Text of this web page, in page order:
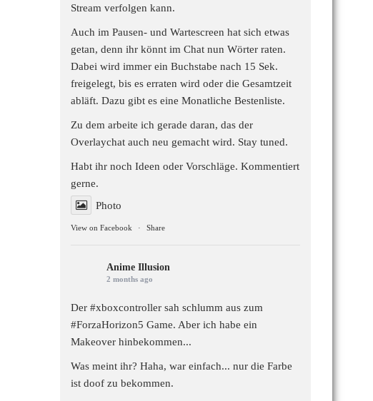
Stream verfolgen kann.
Auch im Pausen- und Wartescreen hat sich etwas
getan, denn ihr könnt im Chat nun Wörter raten.
Dabei wird immer ein Buchstabe nach 15 Sek.
freigelegt, bis es erraten wird oder die Gesamtzeit
abläft. Dazu gibt es eine Monatliche Bestenliste.
Zu dem arbeite ich gerade daran, das der
Overlaychat auch neu gemacht wird. Stay tuned.
Habt ihr noch Ideen oder Vorschläge. Kommentiert
gerne.
Photo
View on Facebook · Share
Anime Illusion
2 months ago
Der #xboxcontroller sah schlumm aus zum
#ForzaHorizon5 Game. Aber ich habe ein
Makeover hinbekommen...
Was meint ihr? Haha, war einfach... nur die Farbe
ist doof zu bekommen.